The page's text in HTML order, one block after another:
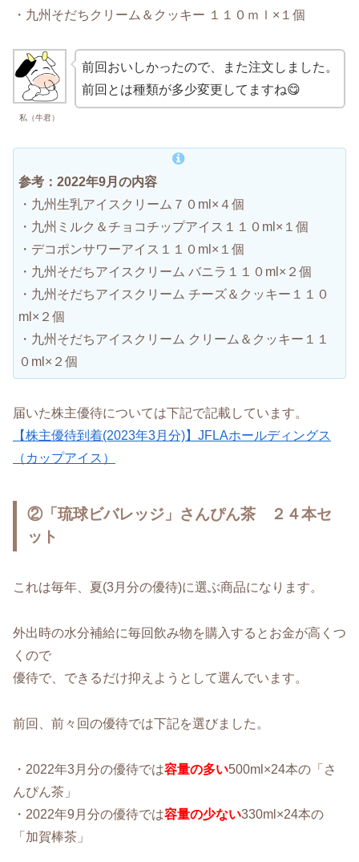
・九州そだちクリーム＆クッキー １１０ｍｌ×１個
私（牛君）
前回おいしかったので、また注文しました。
前回とは種類が多少変更してますね😋
参考：2022年9月の内容
・九州生乳アイスクリーム７０ml×４個
・九州ミルク＆チョコチップアイス１１０ml×１個
・デコポンサワーアイス１１０ml×１個
・九州そだちアイスクリーム バニラ１１０ml×２個
・九州そだちアイスクリーム チーズ＆クッキー１１０
ml×２個
・九州そだちアイスクリーム クリーム＆クッキー１１
０ml×２個
届いた株主優待については下記で記載しています。
【株主優待到着(2023年3月分)】JFLAホールディングス
（カップアイス）
②「琉球ビバレッジ」さんぴん茶 ２４本セ
ット
これは毎年、夏(3月分の優待)に選ぶ商品になります。
外出時の水分補給に毎回飲み物を購入するとお金が高くつ
くので
優待で、できるだけ抑えようとして選んでいます。
前回、前々回の優待では下記を選びました。
・2022年3月分の優待では容量の多い500ml×24本の「さ
んぴん茶」
・2022年9月分の優待では容量の少ない330ml×24本の
「加賀棒茶」